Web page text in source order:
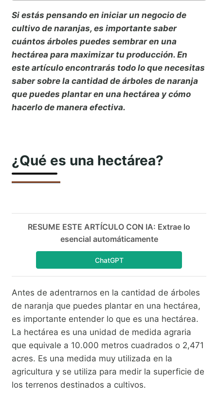
Si estás pensando en iniciar un negocio de
cultivo de naranjas, es importante saber
cuántos árboles puedes sembrar en una
hectárea para maximizar tu producción. En
este artículo encontrarás todo lo que necesitas
saber sobre la cantidad de árboles de naranja
que puedes plantar en una hectárea y cómo
hacerlo de manera efectiva.
¿Qué es una hectárea?
RESUME ESTE ARTÍCULO CON IA: Extrae lo
esencial automáticamente
ChatGPT
Antes de adentrarnos en la cantidad de árboles
de naranja que puedes plantar en una hectárea,
es importante entender lo que es una hectárea.
La hectárea es una unidad de medida agraria
que equivale a 10.000 metros cuadrados o 2,471
acres. Es una medida muy utilizada en la
agricultura y se utiliza para medir la superficie de
los terrenos destinados a cultivos.